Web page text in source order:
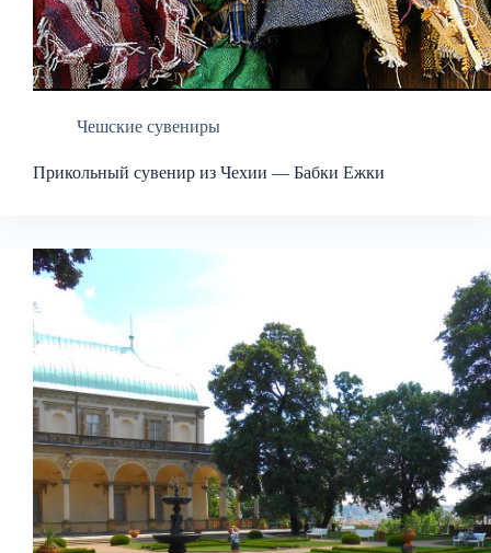
Чешские сувениры
Прикольный сувенир из Чехии — Бабки Ежки